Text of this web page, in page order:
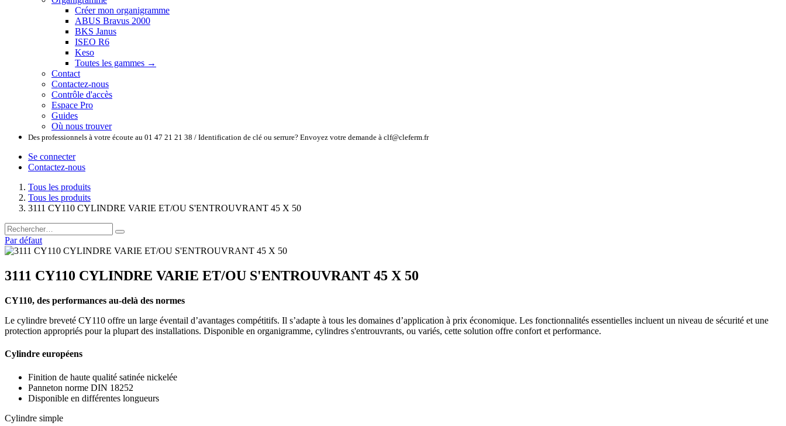
Créer mon organigramme
ABUS Bravus 2000
BKS Janus
ISEO R6
Keso
Toutes les gammes →
Contact
Contactez-nous
Contrôle d'accès
Espace Pro
Guides
Où nous trouver
Des professionnels à votre écoute au 01 47 21 21 38 / Identification de clé ou serrure? Envoyez votre demande à clf@cleferm.fr
Se connecter
Contactez-nous
Tous les produits
Tous les produits
3111 CY110 CYLINDRE VARIE ET/OU S'ENTROUVRANT 45 X 50
Par défaut
3111 CY110 CYLINDRE VARIE ET/OU S'ENTROUVRANT 45 X 50
CY110, des performances au-delà des normes
Le cylindre breveté CY110 offre un large éventail d’avantages compétitifs. Il s’adapte à tous les domaines d’application à prix économique. Les fonctionnalités essentielles incluent un niveau de sécurité et une
protection appropriés pour la plupart des installations. Disponible en organigramme, cylindres s'entrouvrants, ou variés, cette solution offre confort et performance.
Cylindre européens
Finition de haute qualité satinée nickelée
Panneton norme DIN 18252
Disponible en différentes longueurs
Cylindre simple